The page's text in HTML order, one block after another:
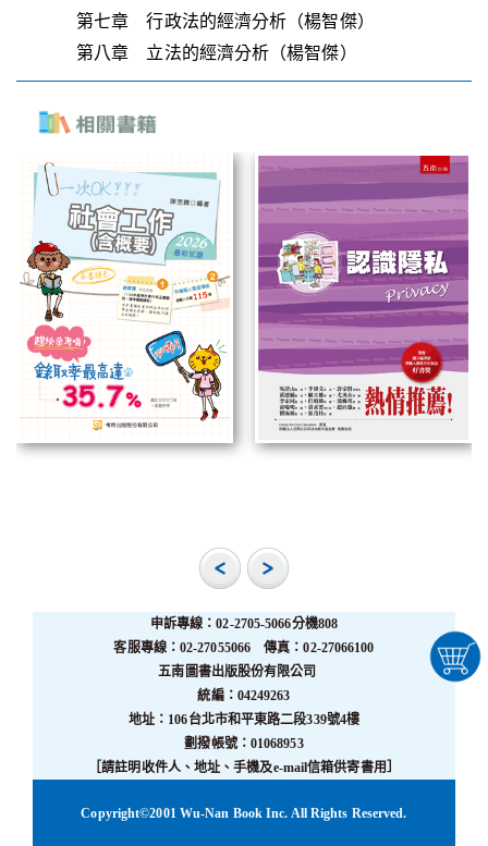
第七章 行政法的經濟分析（楊智傑）
第八章 立法的經濟分析（楊智傑）
申訴專線：02-2705-5066分機808
客服專線：02-27055066 傳真：02-27066100
五南圖書出版股份有限公司
統編：04249263
地址：106台北市和平東路二段339號4樓
劃撥帳號：01068953
［請註明收件人、地址、手機及e-mail信箱供寄書用］
Copyright©2001 Wu-Nan Book Inc. All Rights Reserved.